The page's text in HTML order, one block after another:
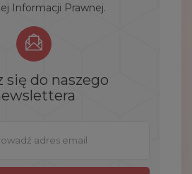
Informacji Prawnej.
się do naszego